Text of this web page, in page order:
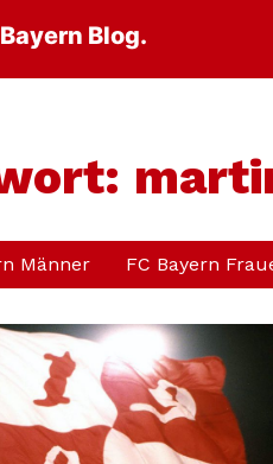
Blog.
Männer FC Bayern